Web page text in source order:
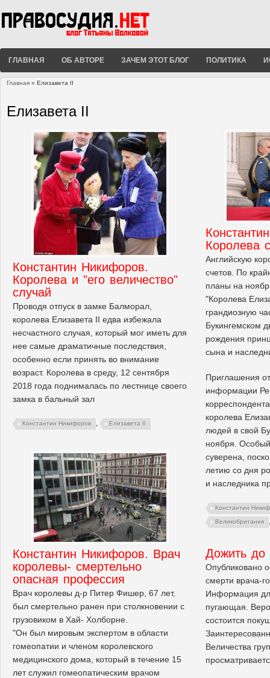
ГЛАВНАЯ ОБ АВТОРЕ ЗАЧЕМ ЭТОТ БЛОГ ПОЛИТИКА
Главная » Елизавета II
Елизавета II
Константин Никифоров.
Королева и "его величество"
случай
Проводя отпуск в замке Балморал,
королева Елизавета II едва избежала
несчастного случая, который мог иметь для
нее самые драматичные последствия,
особенно если принять во внимание
возраст. Королева в среду, 12 сентября
2018 года поднималась по лестнице своего
замка в бальный зал
Константин Никифоров , Елизавета II
Королева
Английскую
счетов. По
планы на
"Королева
грандиозную
Букингемском
рождения
сына и
Приглашения
информации
королева
людей в свой
ноября.
суверена,
летию со дня
и наследника
Константин
Великобритания
Константин Никифоров. Врач
королевы- смертельно
опасная профессия
Врач королевы д-р Питер Фишер, 67 лет,
был смертельно ранен при столкновении с
грузовиком в Хай- Холборне.
"Он был мировым экспертом в области
гомеопатии и членом королевского
медицинского дома, который в течение 15
лет служил гомеопатическим врачом
Дожить до
Опубликовано
смерти врача-
Информация
пугающая.
состоится
Величества